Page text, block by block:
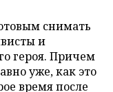
снимать
и
героя. Причем
уже, как это
время после